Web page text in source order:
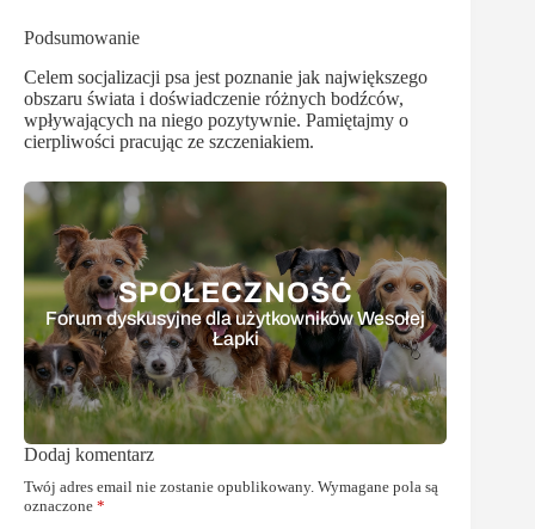
Podsumowanie
Celem socjalizacji psa jest poznanie jak największego
obszaru świata i doświadczenie różnych bodźców,
wpływających na niego pozytywnie. Pamiętajmy o
cierpliwości pracując ze szczeniakiem.
SPOŁECZNOŚĆ
Forum dyskusyjne dla użytkowników Wesołej
Łapki
Dodaj komentarz
Twój adres email nie zostanie opublikowany. Wymagane pola są
oznaczone *